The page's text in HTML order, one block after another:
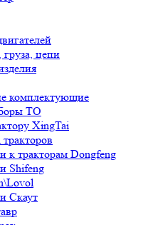
цепи
комплектующие
ТО
XingTai
к тракторам Dongfeng
Shifeng
Скаут